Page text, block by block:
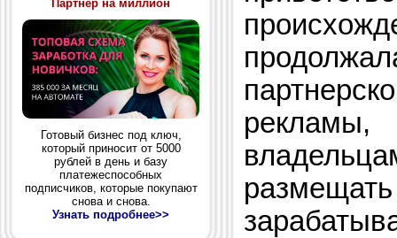
Партнер на миллион
Готовый бизнес под ключ,
который приносит от 5000
рублей в день и базу
платежеспособных
подписчиков, которые покупают
снова и снова.
Узнать подробнее>>
рекламы,